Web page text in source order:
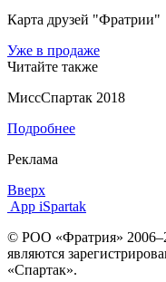
Карта друзей "Фратрии"
Уже в продаже
Читайте также
МиссСпартак 2018
Подробнее
Реклама
Вверх
App iSpartak
© РОО «Фратрия»
являются
«Спартак».